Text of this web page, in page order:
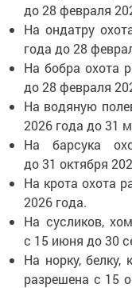
до 28 февраля
На ондатру
года до 28
На бобра охота
до 28 февраля
На водяную
2026 года до 31
На барсука
до 31 октября
На крота охота
2026 года.
На сусликов,
с 15 июня до 30
На норку, белку,
разрешена с 15